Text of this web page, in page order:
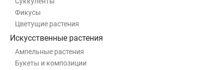
Фикусы
Цветущие растения
Искусственные растения
Ампельные растения
Букеты и композиции